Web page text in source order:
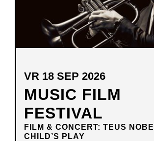
MUSIC FILM
FESTIVAL
FILM & CONCERT: TEUS
CHILD’S PLAY
VR 18 SEP 2026